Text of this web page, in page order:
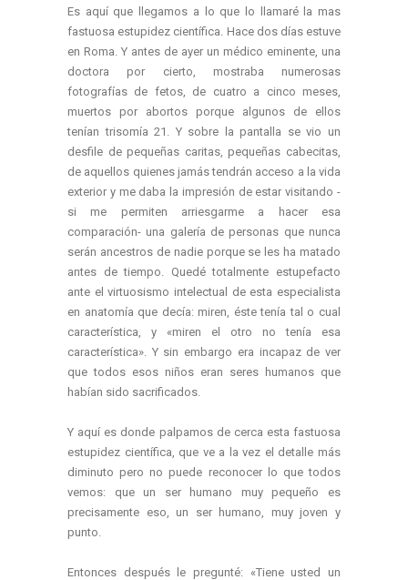
Es aquí que llegamos a lo que lo llamaré la mas
fastuosa estupidez científica. Hace dos días estuve
en Roma. Y antes de ayer un médico eminente, una
doctora por cierto, mostraba numerosas
fotografías de fetos, de cuatro a cinco meses,
muertos por abortos porque algunos de ellos
tenían trisomía 21. Y sobre la pantalla se vio un
desfile de pequeñas caritas, pequeñas cabecitas,
de aquellos quienes jamás tendrán acceso a la vida
exterior y me daba la impresión de estar visitando -
si me permiten arriesgarme a hacer esa
comparación- una galería de personas que nunca
serán ancestros de nadie porque se les ha matado
antes de tiempo. Quedé totalmente estupefacto
ante el virtuosismo intelectual de esta especialista
en anatomía que decía: miren, éste tenía tal o cual
característica, y «miren el otro no tenía esa
característica». Y sin embargo era incapaz de ver
que todos esos niños eran seres humanos que
habían sido sacrificados.
Y aquí es donde palpamos de cerca esta fastuosa
estupidez científica, que ve a la vez el detalle más
diminuto pero no puede reconocer lo que todos
vemos: que un ser humano muy pequeño es
precisamente eso, un ser humano, muy joven y
punto.
Entonces después le pregunté: «Tiene usted un